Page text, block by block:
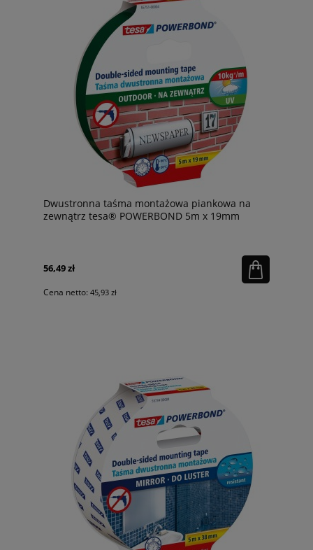
Dwustronna taśma montażowa piankowa na
zewnątrz tesa® POWERBOND 5m x 19mm
56,49 zł
Cena netto: 45,93 zł